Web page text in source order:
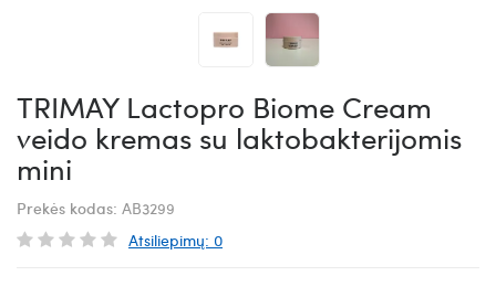
TRIMAY Lactopro Biome Cream
veido kremas su laktobakterijomis
mini
Prekės kodas: AB3299
Atsiliepimų: 0